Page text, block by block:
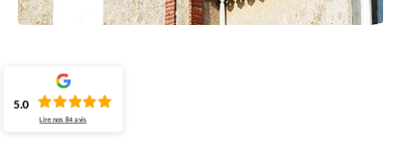
5.0
Lire nos84 avis